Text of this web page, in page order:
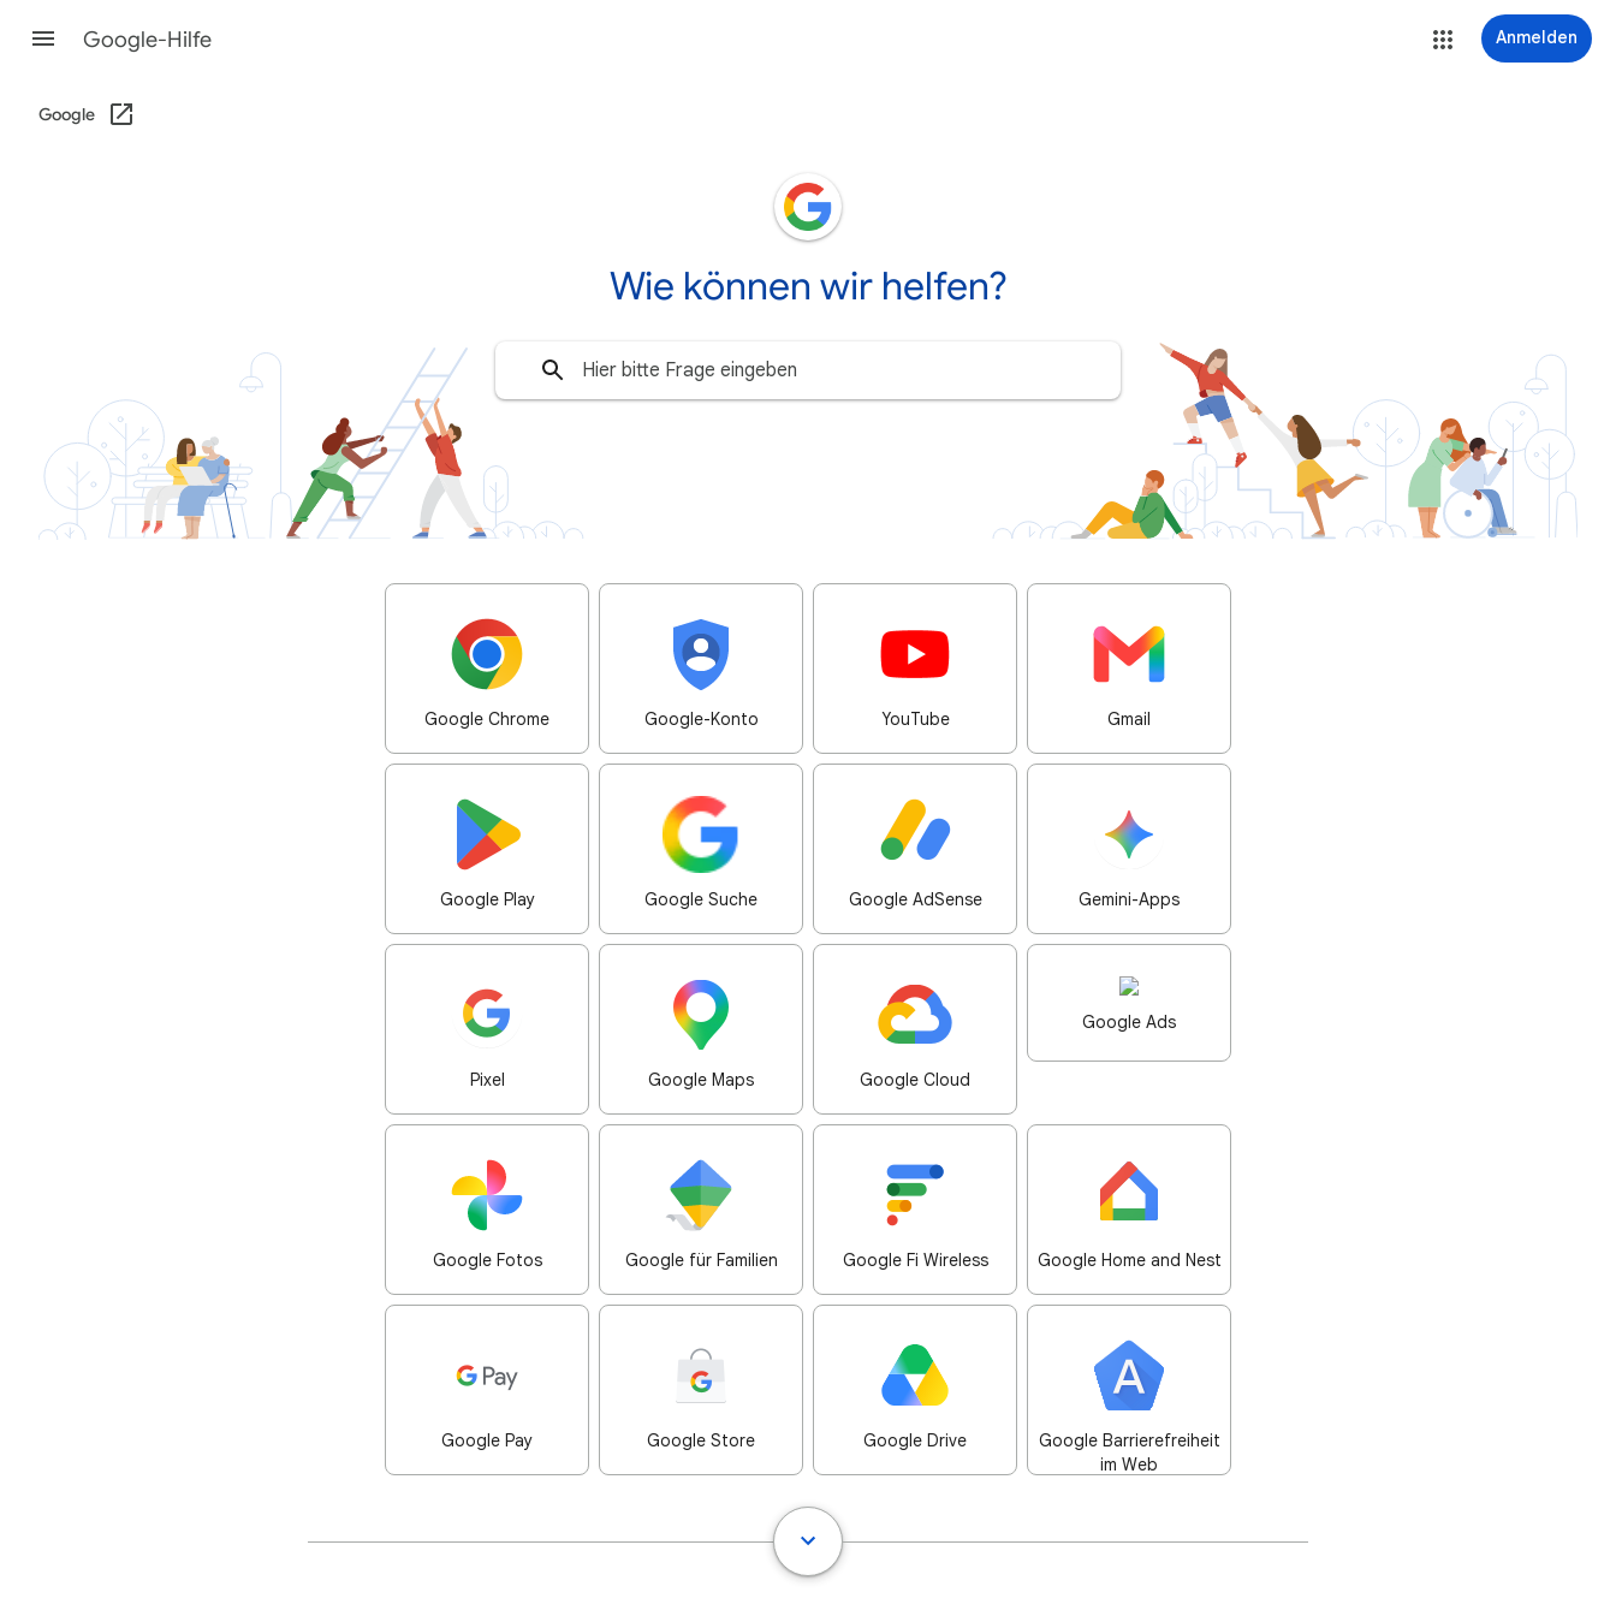
Google-Hilfe Anmelden
Google
Wie können wir helfen?
Google Chrome Google-Konto YouTube Gmail
Google Play Google Suche Google AdSense Gemini-Apps
Pixel Google Maps Google Cloud
Google Ads
Google Fotos Google für Familien Google Fi Wireless Google Home and Nest
Google Pay Google Store Google Drive
Google Barrierefreiheit
im Web